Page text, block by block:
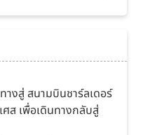
างสู่ สนามบินชาร์ลเดอร์
ศส เพื่อเดินทางกลับสู่